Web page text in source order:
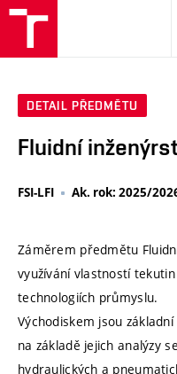
DETAIL PŘEDMĚTU
Fluidní
FSI-LFI Ak. rok: 2025/
Záměrem předmětu
využívání vlastností
technologiích průmyslu.
Východiskem jsou
na základě jejich analýzy
hydraulických a